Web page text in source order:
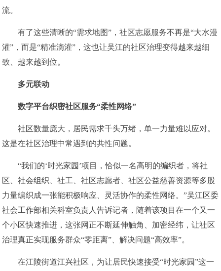
流。
有了这些清晰的“需求地图”，社区志愿服务不再是“大水漫
灌”，而是“精准滴灌”，这也让吴江的社区治理变得越来越细
致、越来越到位。
多元联动
数字平台织密社区服务“柔性网络”
社区数量庞大，居民需求千头万绪，单一力量难以应对。
这是在社区治理中常遇到的共性问题。
“我们的‘时光家园’项目，恰似一名高明的编织者，将社
区、社会组织、社工、社区志愿者、社区公益慈善资源等多股
力量编织成一张能积极响应、灵活协作的柔性网络。”吴江区委
社会工作部相关科室负责人告诉记者，随着该项目在一个又一
个小区快速推进，这张网正不断延伸触角、加密经纬，让社区
治理真正实现服务群众“零距离”、解决问题“高效率”。
在江陵街道江兴社区，为让居民快速接受“时光家园”这一